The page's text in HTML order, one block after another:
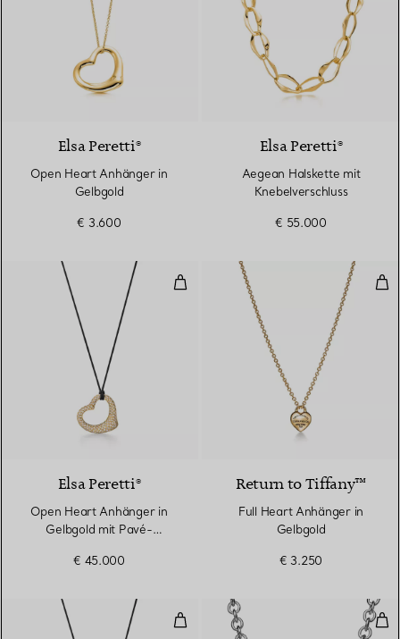
2 Materialien
Elsa Peretti®
Open Heart Anhänger in
Gelbgold
€ 3.600
Elsa Peretti®
Aegean Halskette mit
Knebelverschluss
€ 55.000
Open Heart Anhänger in
2 Materialien
Elsa Peretti®
Open Heart Anhänger in
Gelbgold mit Pavé-
Seide
€ 45.000
Return to Tiffany™
Full Heart Anhänger in
Gelbgold
€ 3.250
Open Heart Anhänger in Platin